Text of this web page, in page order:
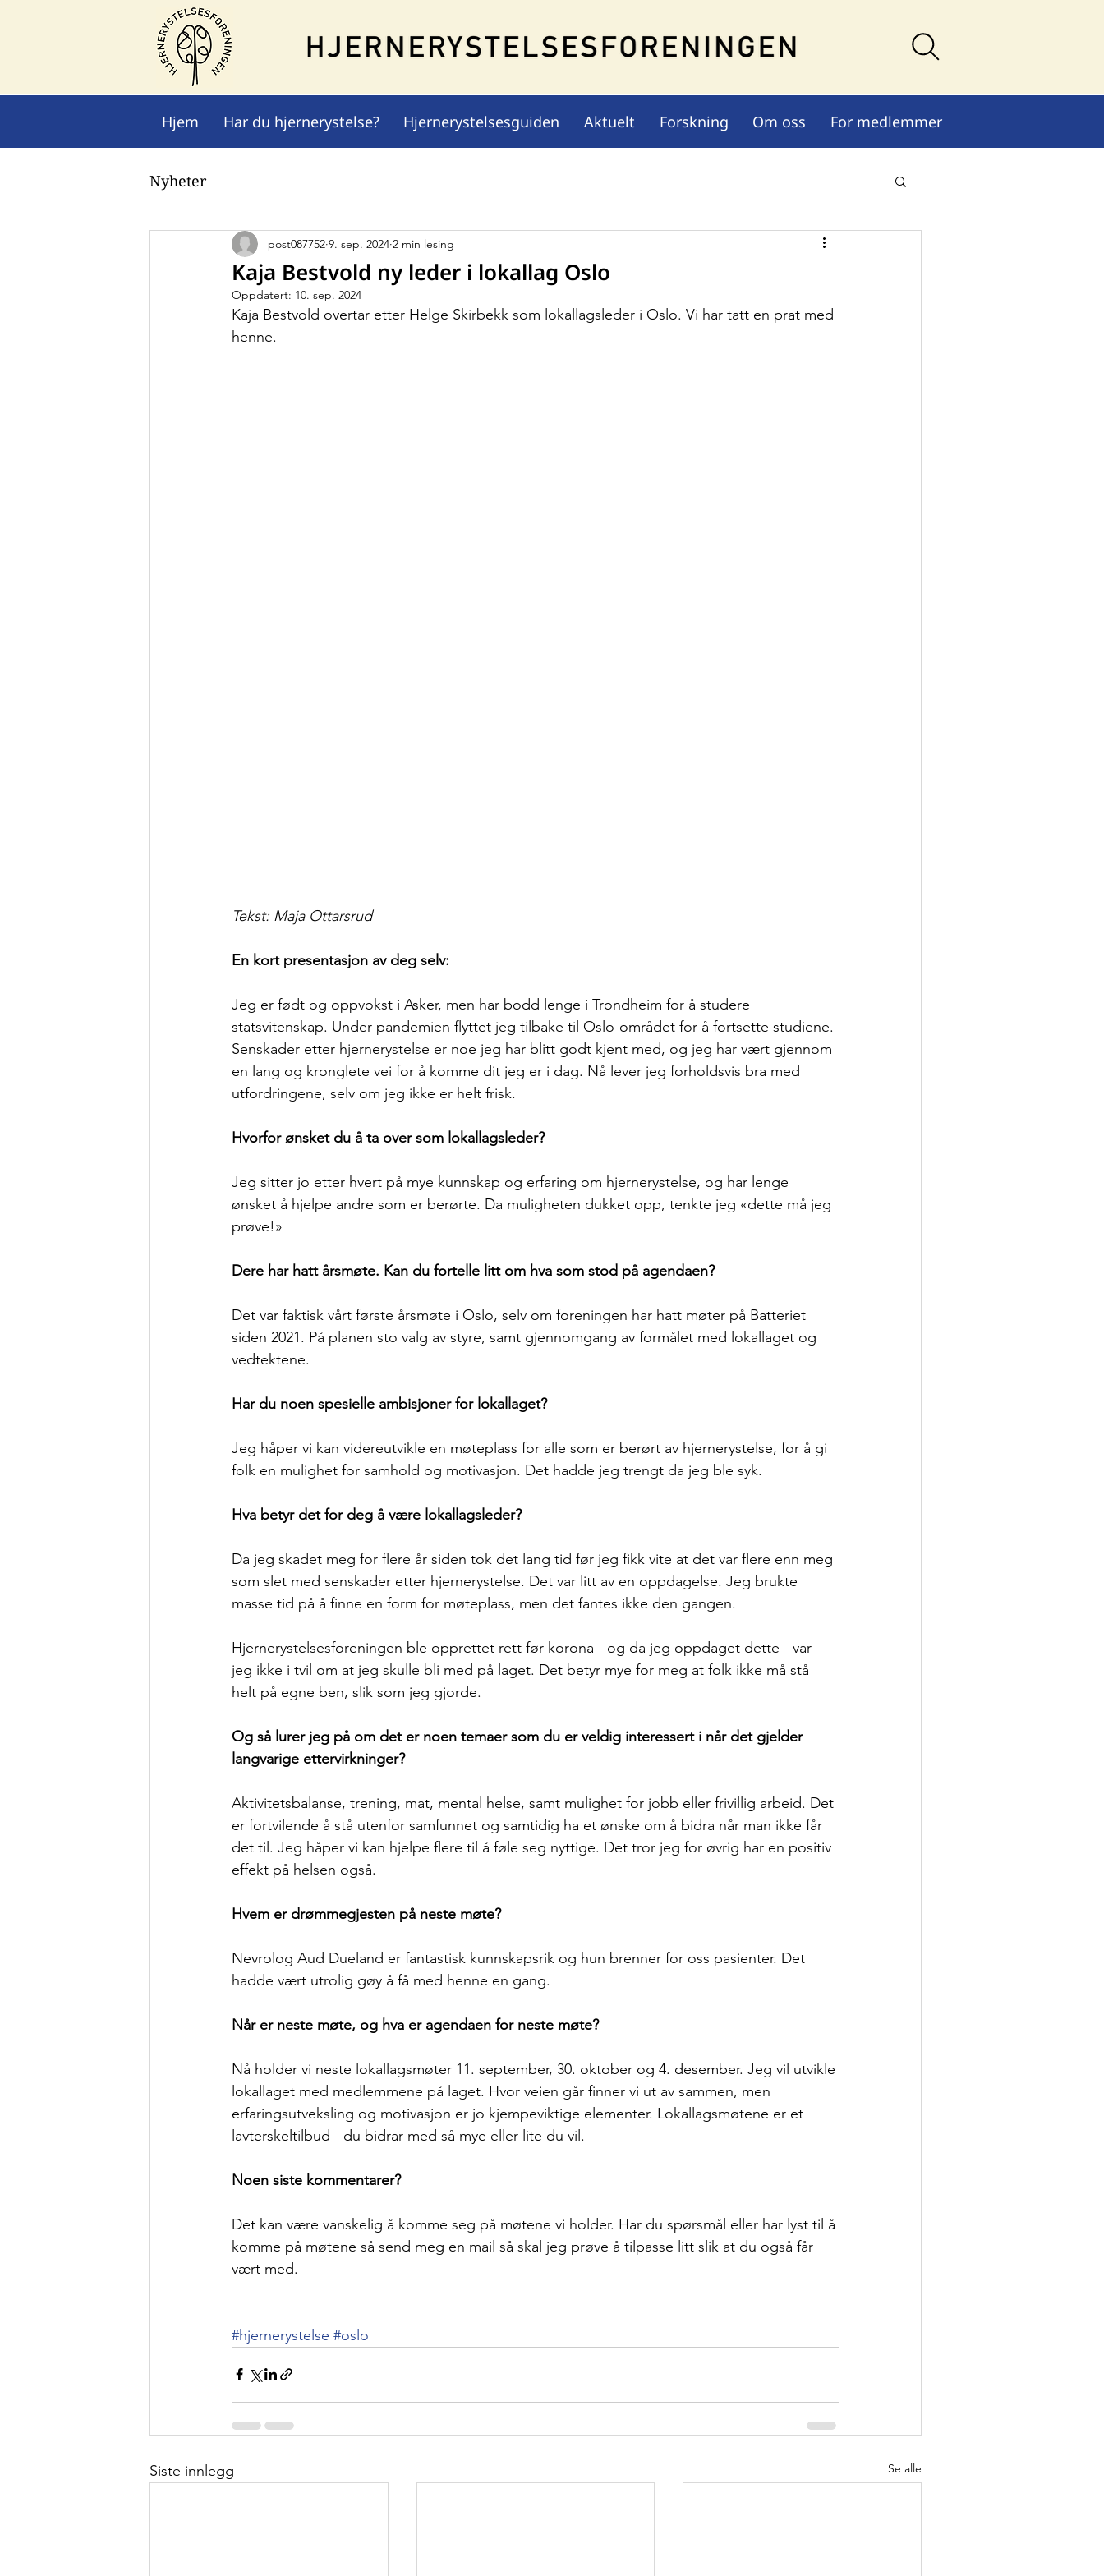
Hjem Har du hjernerystelse? Hjernerystelsesguiden Aktuelt Forskning Om oss For medlemmer
Nyheter
Kaja Bestvold ny leder i lokallag Oslo
post087752 9. sep. 2024 2 min lesing
Oppdatert: 10. sep. 2024
Kaja Bestvold overtar etter Helge Skirbekk som lokallagsleder i Oslo. Vi har tatt en prat med
henne.
Tekst: Maja Ottarsrud
En kort presentasjon av deg selv:
Jeg er født og oppvokst i Asker, men har bodd lenge i Trondheim for å studere
statsvitenskap. Under pandemien flyttet jeg tilbake til Oslo-området for å fortsette studiene.
Senskader etter hjernerystelse er noe jeg har blitt godt kjent med, og jeg har vært gjennom
en lang og kronglete vei for å komme dit jeg er i dag. Nå lever jeg forholdsvis bra med
utfordringene, selv om jeg ikke er helt frisk.
Hvorfor ønsket du å ta over som lokallagsleder?
Jeg sitter jo etter hvert på mye kunnskap og erfaring om hjernerystelse, og har lenge
ønsket å hjelpe andre som er berørte. Da muligheten dukket opp, tenkte jeg «dette må jeg
prøve!»
Dere har hatt årsmøte. Kan du fortelle litt om hva som stod på agendaen?
Det var faktisk vårt første årsmøte i Oslo, selv om foreningen har hatt møter på Batteriet
siden 2021. På planen sto valg av styre, samt gjennomgang av formålet med lokallaget og
vedtektene.
Har du noen spesielle ambisjoner for lokallaget?
Jeg håper vi kan videreutvikle en møteplass for alle som er berørt av hjernerystelse, for å gi
folk en mulighet for samhold og motivasjon. Det hadde jeg trengt da jeg ble syk.
Hva betyr det for deg å være lokallagsleder?
Da jeg skadet meg for flere år siden tok det lang tid før jeg fikk vite at det var flere enn meg
som slet med senskader etter hjernerystelse. Det var litt av en oppdagelse. Jeg brukte
masse tid på å finne en form for møteplass, men det fantes ikke den gangen.
Hjernerystelsesforeningen ble opprettet rett før korona - og da jeg oppdaget dette - var
jeg ikke i tvil om at jeg skulle bli med på laget. Det betyr mye for meg at folk ikke må stå
helt på egne ben, slik som jeg gjorde.
Og så lurer jeg på om det er noen temaer som du er veldig interessert i når det gjelder
langvarige ettervirkninger?
Aktivitetsbalanse, trening, mat, mental helse, samt mulighet for jobb eller frivillig arbeid. Det
er fortvilende å stå utenfor samfunnet og samtidig ha et ønske om å bidra når man ikke får
det til. Jeg håper vi kan hjelpe flere til å føle seg nyttige. Det tror jeg for øvrig har en positiv
effekt på helsen også.
Hvem er drømmegjesten på neste møte?
Nevrolog Aud Dueland er fantastisk kunnskapsrik og hun brenner for oss pasienter. Det
hadde vært utrolig gøy å få med henne en gang.
Når er neste møte, og hva er agendaen for neste møte?
Nå holder vi neste lokallagsmøter 11. september, 30. oktober og 4. desember. Jeg vil utvikle
lokallaget med medlemmene på laget. Hvor veien går finner vi ut av sammen, men
erfaringsutveksling og motivasjon er jo kjempeviktige elementer. Lokallagsmøtene er et
lavterskeltilbud - du bidrar med så mye eller lite du vil.
Noen siste kommentarer?
Det kan være vanskelig å komme seg på møtene vi holder. Har du spørsmål eller har lyst til å
komme på møtene så send meg en mail så skal jeg prøve å tilpasse litt slik at du også får
vært med.
#hjernerystelse #oslo
Siste innlegg Se alle